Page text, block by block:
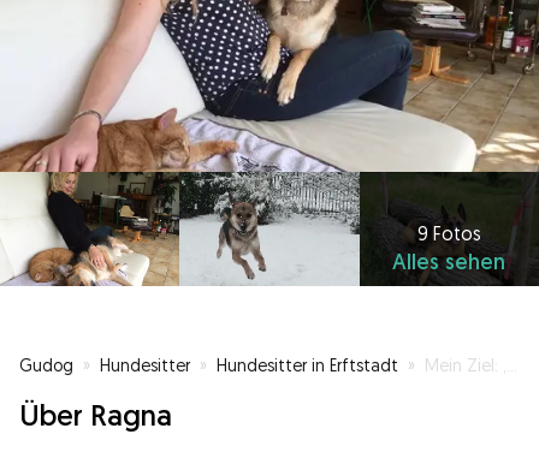
9 Fotos
Alles sehen
Gudog » Hundesitter » Hundesitter in Erftstadt » Mein Ziel: ‚glückliche + gesunde Hunde‘
Über Ragna